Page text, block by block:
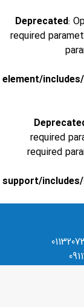
Deprecated:
required
element/
required
required
support/